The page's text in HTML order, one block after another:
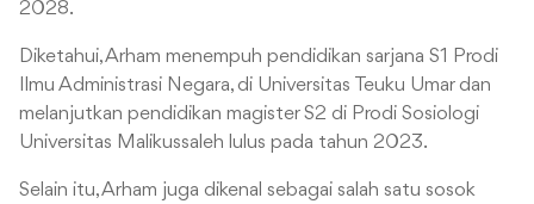
2028.
Diketahui, Arham menempuh pendidikan sarjana S1 Prodi
Ilmu Administrasi Negara, di Universitas Teuku Umar dan
melanjutkan pendidikan magister S2 di Prodi Sosiologi
Universitas Malikussaleh lulus pada tahun 2023.
Selain itu, Arham juga dikenal sebagai salah satu sosok